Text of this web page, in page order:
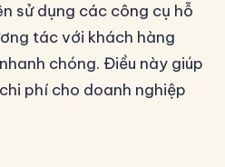
sử dụng các công cụ hỗ
tác với khách hàng
chóng. Điều này giúp
phí cho doanh nghiệp